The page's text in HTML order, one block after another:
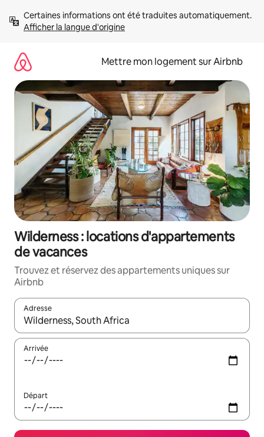
directement
Afficher la langue d'origine
Mettre mon logement sur Airbnb
Wilderness : locations d'appartements
de vacances
Trouvez et réservez des appartements uniques sur
Airbnb
Adresse
Lorsque les résultats s'affichent, utilisez les flèches vers le
Arrivée
Départ